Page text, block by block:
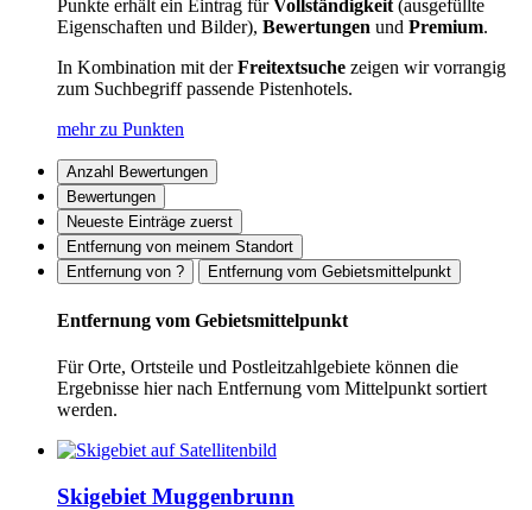
Punkte erhält ein Eintrag für Vollständigkeit (ausgefüllte
Eigenschaften und Bilder), Bewertungen und Premium.
In Kombination mit derFreitextsuche zeigen wir vorrangig
zum Suchbegriff passende Pistenhotels.
mehr zu Punkten
Anzahl Bewertungen
Bewertungen
Neueste Einträge zuerst
Entfernung von meinem Standort
Entfernung von ?
Entfernung vom Gebietsmittelpunkt
Entfernung vom Gebietsmittelpunkt
Für Orte, Ortsteile und Postleitzahlgebiete können die
Ergebnisse hier nach Entfernung vom Mittelpunkt sortiert
werden.
Skigebiet Muggenbrunn